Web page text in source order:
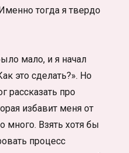
тогда я твердо
мало, и я начал
это сделать?». Но
рассказать про
избавит меня от
Взять хотя бы
процесс